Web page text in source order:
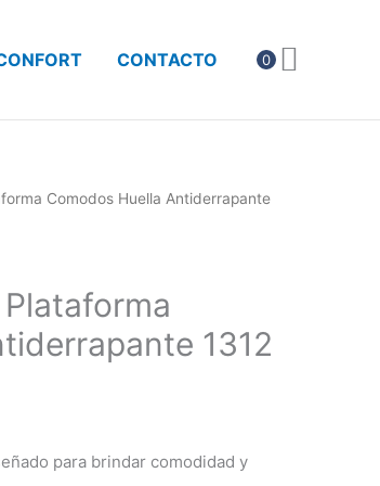
CONTACTO 0
Comodos Huella Antiderrapante
1312
para brindar comodidad y